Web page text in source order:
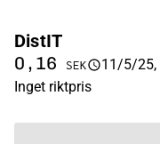
DistIT
0,16 SEK
11/5/25,
Inget riktpris